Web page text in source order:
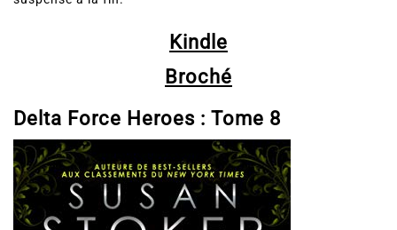
Kindle
Broché
Delta Force Heroes : Tome 8